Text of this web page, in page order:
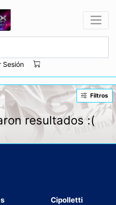
Sesión
Filtros
resultados :(
Cipolletti